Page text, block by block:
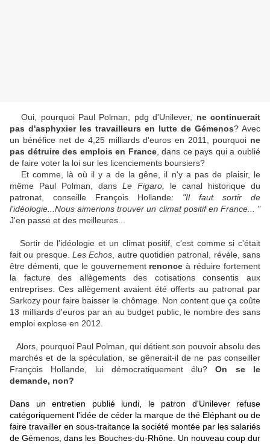
Oui, pourquoi Paul Polman, pdg d'Unilever, ne continuerait
pas d'asphyxier les travailleurs en lutte de Gémenos? Avec
un bénéfice net de 4,25 milliards d'euros en 2011, pourquoi ne
pas détruire des emplois en France, dans ce pays qui a oublié
de faire voter la loi sur les licenciements boursiers?
Et comme, là où il y a de la gêne, il n'y a pas de plaisir, le
même Paul Polman, dans Le Figaro,
le canal historique du
patronat, conseille François Hollande: "Il faut sortir de
l'idéologie...Nous aimerions trouver un climat positif en France... "
J'en passe et des meilleures...
Sortir de l'idéologie et un climat positif, c'est comme si c'était
fait ou presque. Les Echos , autre quotidien patronal, révèle, sans
être démenti, que le gouvernement renonce à réduire fortement
la facture des allègements des cotisations consentis aux
entreprises. Ces allègement avaient été offerts au patronat par
Sarkozy pour faire baisser le chômage. Non content que ça coûte
13 milliards d'euros par an au budget public, le nombre des sans
emploi explose en 2012.
Alors, pourquoi Paul Polman, qui détient son pouvoir absolu des
marchés et de la spéculation, se gênerait-il de ne pas conseiller
François Hollande, lui démocratiquement élu?On se le
demande, non?
Dans un entretien publié lundi, le patron d'Unilever refuse
catégoriquement l'idée de céder la marque de thé Eléphant ou de
faire travailler en sous-traitance la société montée par les salariés
de Gémenos, dans les Bouches-du-Rhône. Un nouveau coup dur